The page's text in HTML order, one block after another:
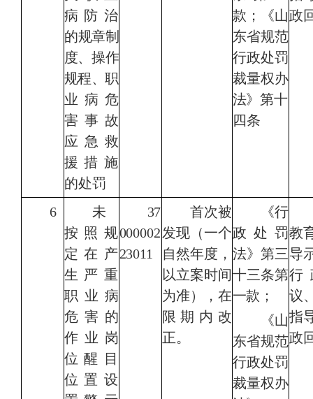
病防治
的规章制
度、 操作
规程、职
业病危
害事故
应急救
援措施
的处罚
款；
《山
东省规范
行政处罚
裁量权办
法》第十
四条
政
6
未
按照规
定在产
生严重
职业病
危害的
作业岗
位醒目
位置设
37
000002
23011
首次被
发现（一个
自然年度，
以立案时间
为准），在
限期内改
正。
《行
政处罚
法》第三
十三条第
一款；
《山
东省规范
行政处罚
裁量权办
教
导
行
议
指
政